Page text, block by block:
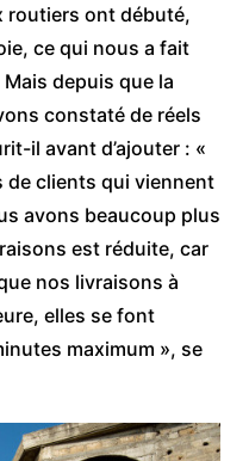
routiers ont débuté,
ce qui nous a fait
depuis que la
constaté de réels
il avant d’ajouter : «
de clients qui viennent
avons beaucoup plus
est réduite, car
nos livraisons à
elles se font
maximum », se